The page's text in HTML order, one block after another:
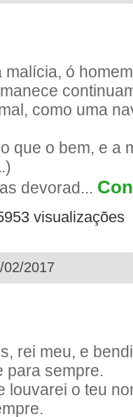
malícia, ó
como uma
que o bem, e a
devorad...
visualizações
02/2017
rei meu, e
para sempre.
louvarei o teu